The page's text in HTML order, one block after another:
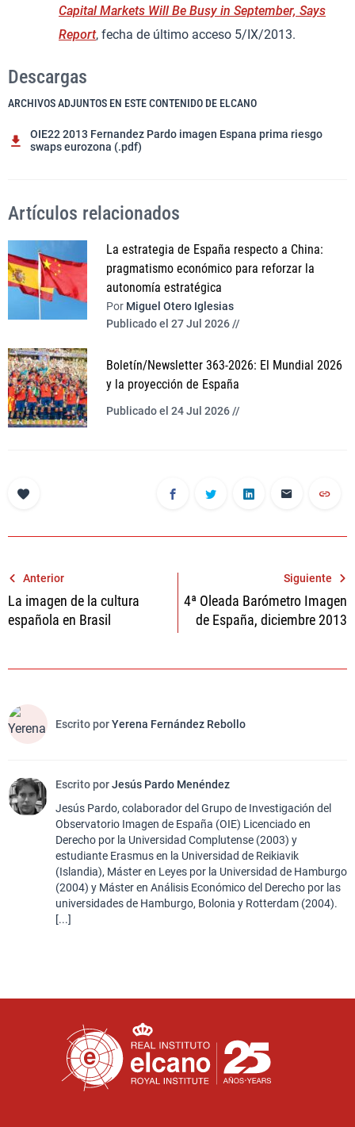
Capital Markets Will Be Busy in September, Says
Report, fecha de último acceso 5/IX/2013.
Descargas
ARCHIVOS ADJUNTOS EN ESTE CONTENIDO DE ELCANO
OIE22 2013 Fernandez Pardo imagen Espana prima riesgo
swaps eurozona (.pdf)
Artículos relacionados
La estrategia de España respecto a China:
pragmatismo económico para reforzar la
autonomía estratégica
Por Miguel Otero Iglesias
Publicado el 27 Jul 2026 //
Boletín/Newsletter 363-2026: El Mundial 2026
y la proyección de España
Publicado el 24 Jul 2026 //
Navegación
de
entradas
Anterior
La imagen de la cultura
española en Brasil
Siguiente
4ª Oleada Barómetro Imagen
de España, diciembre 2013
Escrito porYerena Fernández Rebollo
Escrito porJesús Pardo Menéndez
Jesús Pardo, colaborador del Grupo de Investigación del
Observatorio Imagen de España (OIE) Licenciado en
Derecho por la Universidad Complutense (2003) y
estudiante Erasmus en la Universidad de Reikiavik
(Islandia), Máster en Leyes por la Universidad de Hamburgo
(2004) y Máster en Análisis Económico del Derecho por las
universidades de Hamburgo, Bolonia y Rotterdam (2004).
[...]